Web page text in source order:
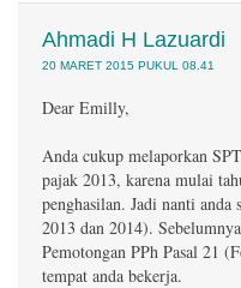
Ahmadi H Lazuardi
20 MARET 2015 PUKUL 08.41
Dear Emilly,
Anda cukup melaporkan
pajak 2013, karena mulai
penghasilan. Jadi nanti
2013 dan 2014).
Pemotongan PPh Pasal 21
tempat anda bekerja.